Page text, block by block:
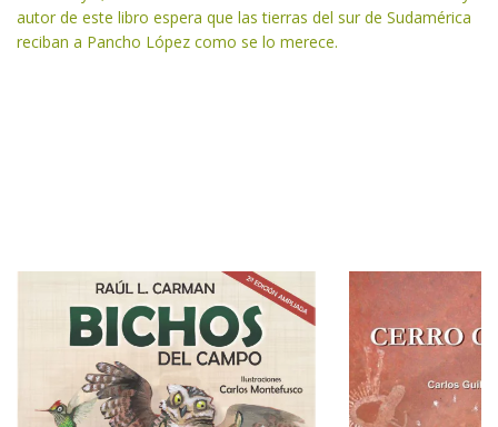
autor de este libro espera que las tierras del sur de Sudamérica
reciban a Pancho López como se lo merece.